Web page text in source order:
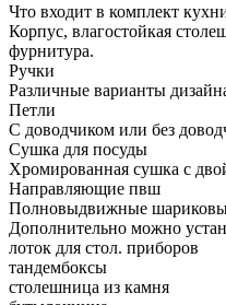
Что входит в комплект
Корпус, влагостойкая
фурнитура.
Ручки
Различные варианты
Петли
С доводчиком или без
Сушка для посуды
Хромированная сушка с
Направляющие пвш
Полновыдвижные
Дополнительно можно
лоток для стол. приборов
тандембоксы
столешница из камня